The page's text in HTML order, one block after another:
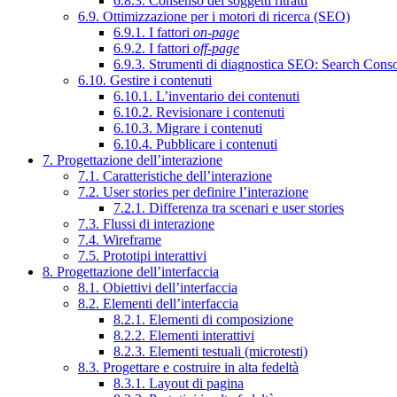
6.9. Ottimizzazione per i motori di ricerca (SEO)
6.9.1. I fattori on-page
6.9.2. I fattori off-page
6.9.3. Strumenti di diagnostica SEO: Search
6.10. Gestire i contenuti
6.10.1. L’inventario dei contenuti
6.10.2. Revisionare i contenuti
6.10.3. Migrare i contenuti
6.10.4. Pubblicare i contenuti
7. Progettazione dell’interazione
7.1. Caratteristiche dell’interazione
7.2. User stories per definire l’interazione
7.2.1. Differenza tra scenari e user stories
7.3. Flussi di interazione
7.4. Wireframe
7.5. Prototipi interattivi
8. Progettazione dell’interfaccia
8.1. Obiettivi dell’interfaccia
8.2. Elementi dell’interfaccia
8.2.1. Elementi di composizione
8.2.2. Elementi interattivi
8.2.3. Elementi testuali (microtesti)
8.3. Progettare e costruire in alta fedeltà
8.3.1. Layout di pagina